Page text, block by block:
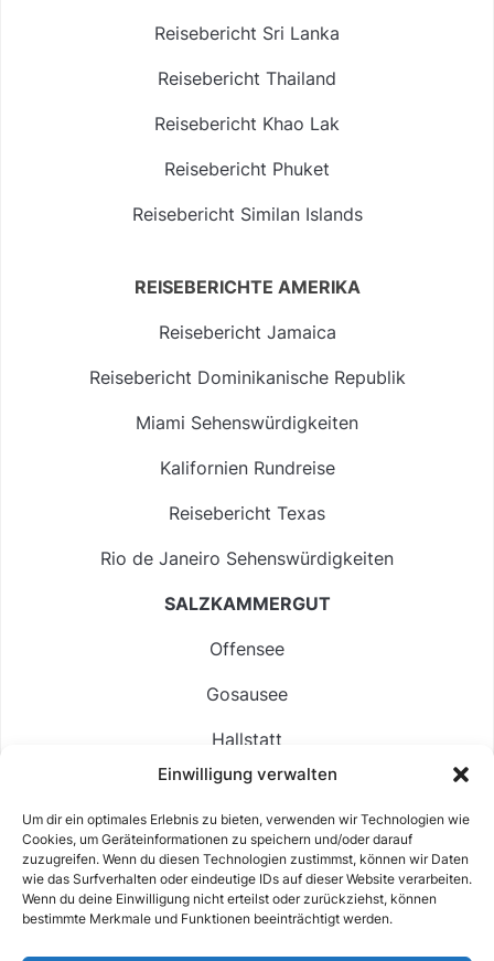
Einwilligung verwalten
Um dir ein optimales Erlebnis zu bieten, verwenden wir Technologien wie
Cookies, um Geräteinformationen zu speichern und/oder darauf
zuzugreifen. Wenn du diesen Technologien zustimmst, können wir Daten
wie das Surfverhalten oder eindeutige IDs auf dieser Website verarbeiten.
Wenn du deine Einwilligung nicht erteilst oder zurückziehst, können
bestimmte Merkmale und Funktionen beeinträchtigt werden.
Reisebericht Sri Lanka
Reisebericht Thailand
Reisebericht Khao Lak
Reisebericht Phuket
Reisebericht Similan Islands
REISEBERICHTE AMERIKA
Reisebericht Jamaica
Reisebericht Dominikanische Republik
Miami Sehenswürdigkeiten
Kalifornien Rundreise
Reisebericht Texas
Rio de Janeiro Sehenswürdigkeiten
SALZKAMMERGUT
Offensee
Gosausee
Hallstatt
Langbathsee
Altausseer See
Hintersee